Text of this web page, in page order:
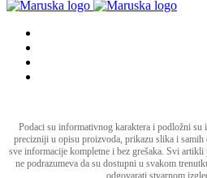
Podaci su informativnog karaktera i podložni su
precizniji u opisu proizvoda, prikazu slika i samih
sve informacije kompletne i bez grešaka. Svi artikli
ne podrazumeva da su dostupni u svakom
odgovarati stvarnom